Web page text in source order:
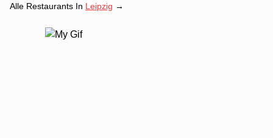
Alle Restaurants In Leipzig →